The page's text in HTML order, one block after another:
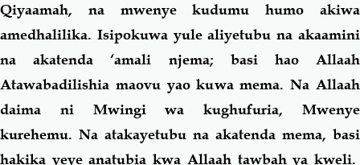
Qiyaamah, na mwenye kudumu humo akiwa
amedhalilika. Isipokuwa yule aliyetubu na akaamini
na akatenda ‘amali njema; basi hao Allaah
Atawabadilishia maovu yao kuwa mema. Na Allaah
daima ni Mwingi wa kughufuria, Mwenye
kurehemu. Na atakayetubu na akatenda mema, basi
hakika yeye anatubia kwa Allaah tawbah ya kweli.